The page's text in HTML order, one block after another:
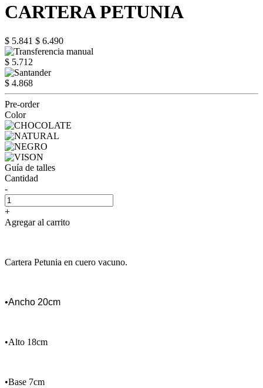
CARTERA PETUNIA
$ 5.841 $ 6.490
$ 5.712
$ 4.868
Pre-order
Color
Guía de talles
Cantidad
-
+
Agregar al carrito
Cartera Petunia en cuero vacuno.
•Ancho 20cm
•Alto 18cm
•Base 7cm